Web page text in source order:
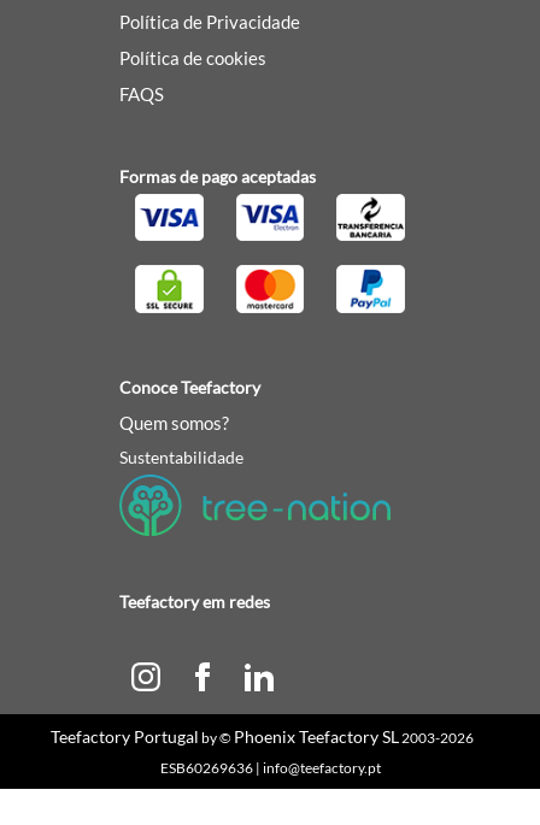
Política de Privacidade
Política de cookies
FAQS
Formas de pago aceptadas
Conoce Teefactory
Quem somos?
Sustentabilidade
Teefactory em redes
Teefactory Portugal by © Phoenix Teefactory SL2003-2026
ESB60269636 | info@teefactory.pt